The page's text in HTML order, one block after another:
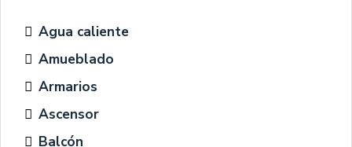
Agua caliente
Amueblado
Armarios
Ascensor
Balcón